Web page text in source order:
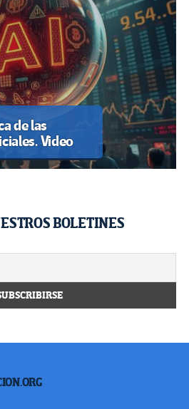
de las
Video
BOLETINES